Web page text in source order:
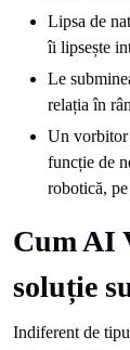
Lipsa de
îi lipsește
Le
relația în
Un vorbitor
funcție de
robotică, pe
Cum AI
soluție
Indiferent de